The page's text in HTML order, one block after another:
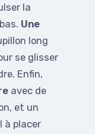
la
Une
long
se glisser
Enfin,
avec de
et un
à placer